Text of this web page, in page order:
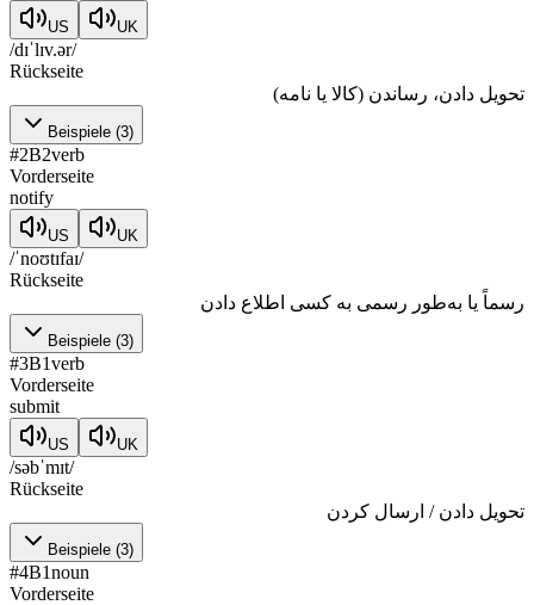
US UK
/dɪˈlɪv.ər/
Rückseite
تحویل دادن، رساندن (کالا یا نامه)
Beispiele (3)
#2B2verb
Vorderseite
notify
US UK
/ˈnoʊtɪfaɪ/
Rückseite
رسماً یا به‌طور رسمی به کسی اطلاع دادن
Beispiele (3)
#3B1verb
Vorderseite
submit
US UK
/səbˈmɪt/
Rückseite
تحویل دادن / ارسال کردن
Beispiele (3)
#4B1noun
Vorderseite